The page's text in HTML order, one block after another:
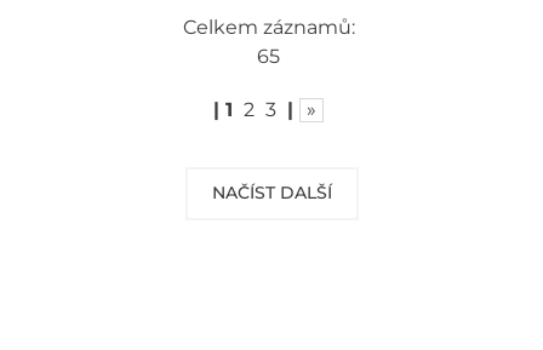
NAČÍST DALŠÍ
Celkem záznamů:
65
| 1 2 3 | »